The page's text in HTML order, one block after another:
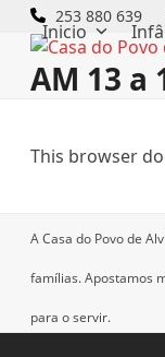
253 880 639
Inicio
AM 13 a
This browser
A Casa do Povo de
famílias.Apostamos
para o servir.